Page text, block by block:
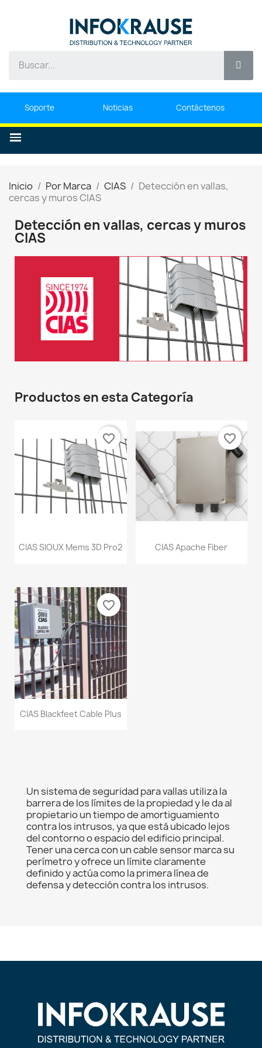
Soporte Noticias Contáctenos
Inicio Por Marca CIAS
Detección en vallas,
cercas y muros CIAS
Detección en vallas, cercas y muros
CIAS
Productos en esta Categoría
CIAS SIOUX Mems 3D Pro2
favorite_border
CIAS Apache Fiber
favorite_border
CIAS Blackfeet Cable Plus
favorite_border
Un sistema de seguridad para vallas utiliza la
barrera de los límites de la propiedad y le da al
propietario un tiempo de amortiguamiento
contra los intrusos, ya que está ubicado lejos
del contorno o espacio del edificio principal.
Tener una cerca con un cable sensor marca su
perímetro y ofrece un límite claramente
definido y actúa como la primera línea de
defensa y detección contra los intrusos.